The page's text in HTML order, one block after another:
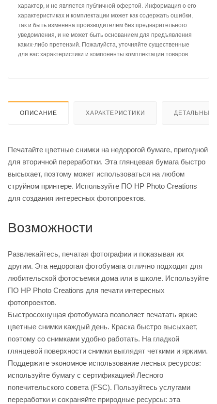
характер, и не является публичной офертой. Информация о его
характеристиках и комплектации может как содержать ошибки,
так и быть изменена производителем без предварительного
уведомления, и не может быть основанием для предъявления
каких-либо претензий. Пожалуйста, уточняйте существенные
для вас характеристики и компоненты комплектации товаров
ОПИСАНИЕ ХАРАКТЕРИСТИКИ ДЕТАЛЬНЫЕ
Печатайте цветные снимки на недорогой бумаге, пригодной
для вторичной переработки. Эта глянцевая бумага быстро
высыхает, поэтому может использоваться на любом
струйном принтере. Используйте ПО HP Photo Creations
для создания интересных фотопроектов.
Возможности
Развлекайтесь, печатая фотографии и показывая их
другим. Эта недорогая фотобумага отлично подходит для
любительской фотосъемки дома или в школе. Используйте
ПО HP Photo Creations для печати интересных
фотопроектов.
Быстросохнущая фотобумага позволяет печатать яркие
цветные снимки каждый день. Краска быстро высыхает,
поэтому со снимками удобно работать. На гладкой
глянцевой поверхности снимки выглядят четкими и яркими.
Поддержите экономное использование лесных ресурсов:
используйте бумагу с сертификацией Лесного
попечительского совета (FSC). Пользуйтесь услугами
переработки и сохраняйте природные ресурсы: эта